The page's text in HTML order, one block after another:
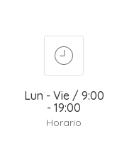
Lun - Vie / 9:00
- 19:00
Horario